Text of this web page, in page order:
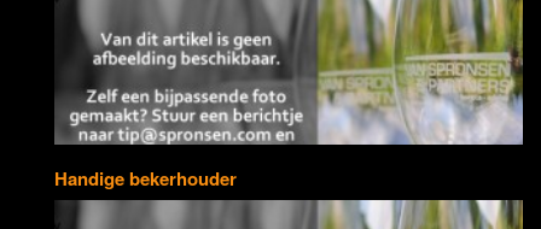
Handige bekerhouder